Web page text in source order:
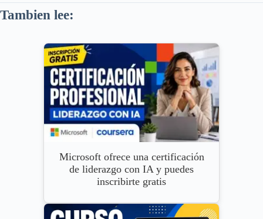
Tambien lee:
Microsoft ofrece una certificación
de liderazgo con IA y puedes
inscribirte gratis